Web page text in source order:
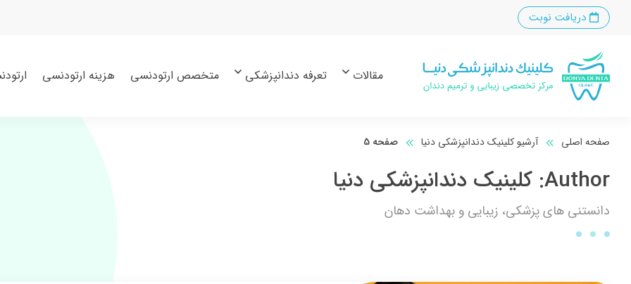
دریافت نوبت
مقالات تعرفه دندانپزشکی متخصص ارتودنسی هزینه ارتودنسی
صفحه اصلی آرشیو کلینیک دندانپزشکی دنیا صفحه 5
Author: کلینیک دندانپزشکی دنیا
دانستنی های پزشکی، زیبایی و بهداشت دهان